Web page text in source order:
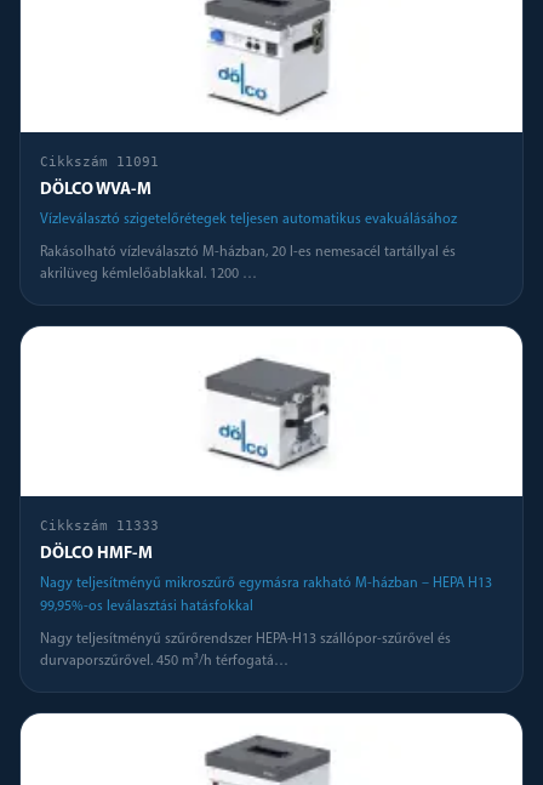
Cikkszám 11091
DÖLCO WVA-M
Vízleválasztó szigetelőrétegek teljesen automatikus evakuálásához
Rakásolható vízleválasztó M-házban, 20 l-es nemesacél tartállyal és
akrilüveg kémlelőablakkal. 1200 …
Cikkszám 11333
DÖLCO HMF-M
Nagy teljesítményű mikroszűrő egymásra rakható M-házban – HEPA H13
99,95%-os leválasztási hatásfokkal
Nagy teljesítményű szűrőrendszer HEPA-H13 szállópor-szűrővel és
durvaporszűrővel. 450 m³/h térfogatá…